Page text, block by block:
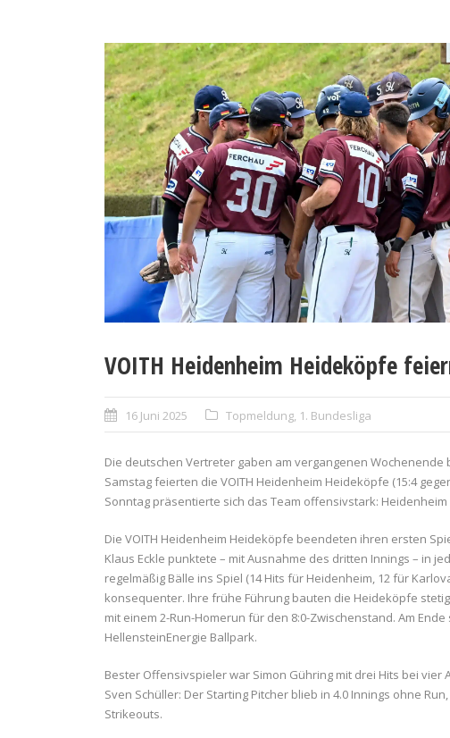
VOITH Heidenheim Heideköpfe
16 Juni 2025 Topmeldung, 1. Bundesliga
Die deutschen Vertreter gaben am vergangenen Wochenende
Samstag feierten die VOITH Heidenheim Heideköpfe (15:4
Sonntag präsentierte sich das Team offensivstark:
Die VOITH Heidenheim Heideköpfe beendeten ihren ersten
Klaus Eckle punktete – mit Ausnahme des dritten Innings – in
regelmäßig Bälle ins Spiel (14 Hits für Heidenheim, 12 für
konsequenter. Ihre frühe Führung bauten die Heideköpfe
mit einem 2-Run-Homerun für den 8:0-Zwischenstand. Am
HellensteinEnergie Ballpark.
Bester Offensivspieler war Simon Gühring mit drei Hits bei vier
Sven Schüller: Der Starting Pitcher blieb in 4.0 Innings ohne
Strikeouts.